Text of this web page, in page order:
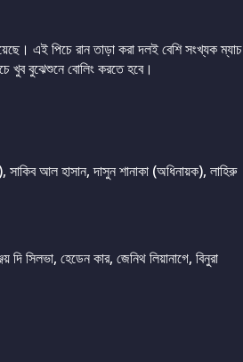
এই পিচে রান তাড়া করা দলই বেশি সংখ্যক ম্যাচ
খুব বুঝেশুনে বোলিং করতে হবে।
সাকিব আল হাসান, দাসুন শানাকা (অধিনায়ক), লাহিরু
সিলভা, হেডেন কার, জেনিথ লিয়ানাগে, বিনুরা